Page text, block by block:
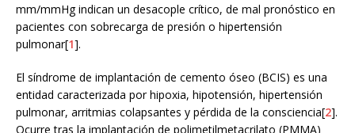
mm/mmHg indican un desacople crítico, de mal pronóstico en
pacientes con sobrecarga de presión o hipertensión
pulmonar[1].
El síndrome de implantación de cemento óseo (BCIS) es una
entidad caracterizada por hipoxia, hipotensión, hipertensión
pulmonar, arritmias colapsantes y pérdida de la consciencia[2].
Ocurre tras la implantación de polimetilmetacrilato (PMMA)